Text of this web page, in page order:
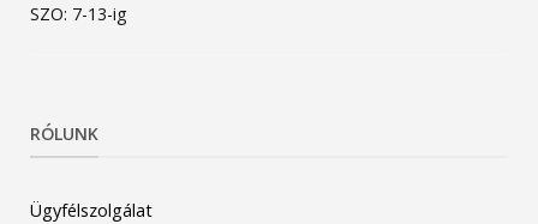
SZO: 7-13-ig
RÓLUNK
Ügyfélszolgálat